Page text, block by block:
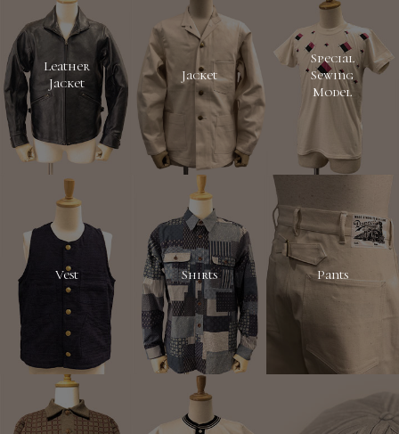
Leather
Jacket
Jacket
Special
Sewing
Model
Vest Shirts Pants